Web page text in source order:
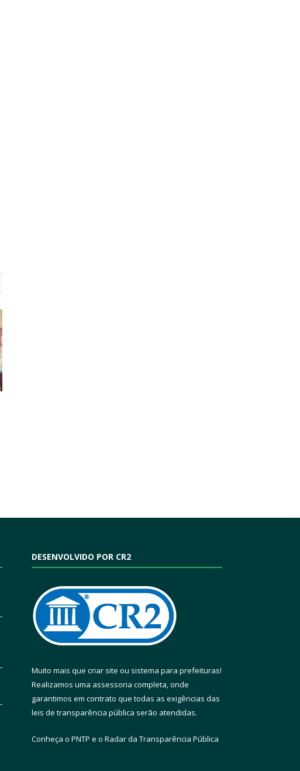
DESENVOLVIDO POR CR2
Muito mais que criar site ou sistema para prefeituras!
Realizamos uma assessoria completa, onde
garantimos em contrato que todas as exigências das
leis de transparência pública serão atendidas.
Conheça o PNTP e o Radar da Transparência Pública